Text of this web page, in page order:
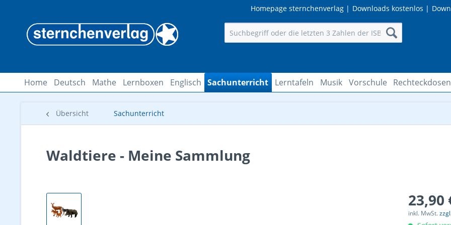
Downloads kostenlos |
Homepage sternchenverlag |
Home Deutsch Mathe Lernboxen Englisch Sachunterricht Lerntafeln Musik Vorschule Rechteckdosen
Übersicht Sachunterricht
Waldtiere - Meine Sammlung
23,90
inkl. MwSt.